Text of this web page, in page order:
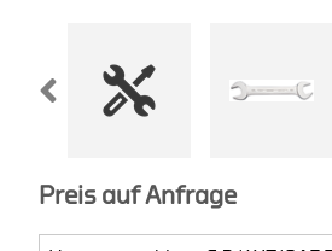
Preis auf Anfrage